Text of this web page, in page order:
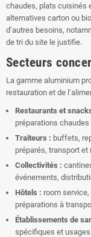
chaudes, plats cuisinés
alternatives carton ou
d’autres besoins,
de tri du site le justifie.
Secteurs
La gamme aluminium
restauration et de
Restaurants et
préparations
Traiteurs : buffets,
préparés, transport et
Collectivités :
événements,
Hôtels : room
préparations à
Établissements de
spécifiques et